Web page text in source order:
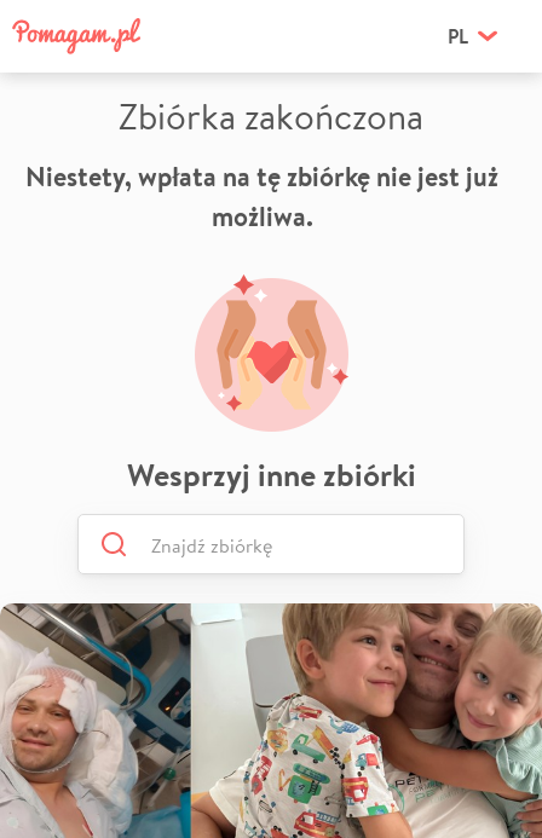
PL
Zbiórka zakończona
Niestety, wpłata na tę zbiórkę nie jest już
możliwa.
Wesprzyj inne zbiórki